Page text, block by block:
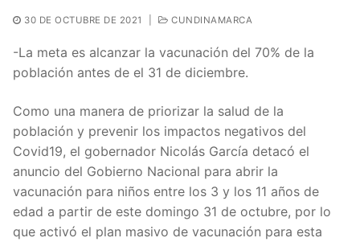
30 DE OCTUBRE DE 2021 CUNDINAMARCA
-La meta es alcanzar la vacunación del 70% de la
población antes de el 31 de diciembre.
Como una manera de priorizar la salud de la
población y prevenir los impactos negativos del
Covid19, el gobernador Nicolás García detacó el
anuncio del Gobierno Nacional para abrir la
vacunación para niños entre los 3 y los 11 años de
edad a partir de este domingo 31 de octubre, por lo
que activó el plan masivo de vacunación para esta